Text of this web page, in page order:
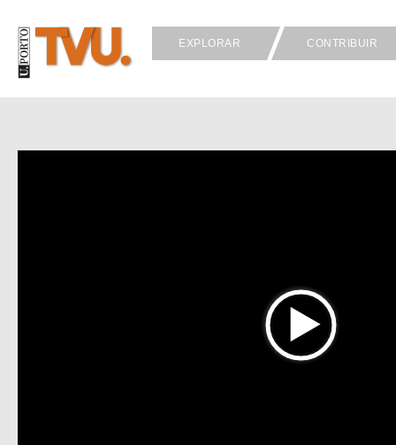
EXPLORAR CONTRIBUIR